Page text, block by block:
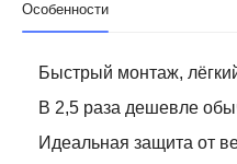
Особенности
Быстрый монтаж,
В 2,5 раза дешевле
Идеальная защита от